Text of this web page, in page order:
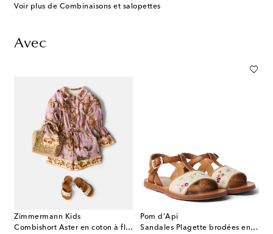
Voir plus de Combinaisons et salopettes
Avec
Zimmermann Kids
Combishort Aster en coton à fleurs
Pom d'Api
Sandales Plagette brodées en cuir